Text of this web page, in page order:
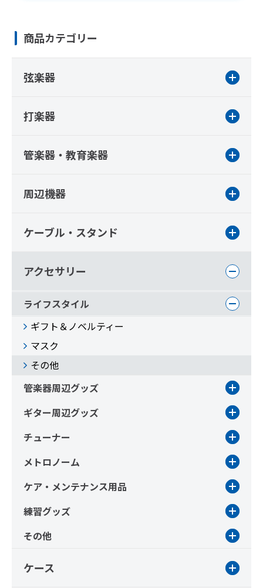
商品カテゴリー
弦楽器
打楽器
管楽器・教育楽器
周辺機器
ケーブル・スタンド
アクセサリー
ライフスタイル
ギフト＆ノベルティー
マスク
その他
管楽器周辺グッズ
ギター周辺グッズ
チューナー
メトロノーム
ケア・メンテナンス用品
練習グッズ
その他
ケース